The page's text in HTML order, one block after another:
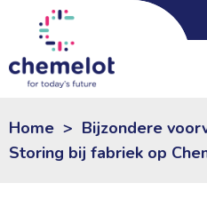
Home > Bijzondere
Storing bij fabriek op